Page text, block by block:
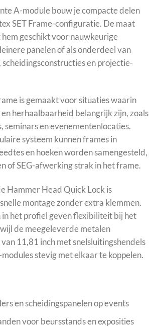
A-module bouw je compacte delen
SET Frame-configuratie. De maat
hem geschikt voor nauwkeurige
panelen of als onderdeel van
en projectie-
is gemaakt voor situaties waarin
herhaalbaarheid belangrijk zijn, zoals
seminars en evenementenlocaties.
systeem kunnen frames in
en hoeken worden samengesteld,
of SEG-afwerking strak in het frame.
Hammer Head Quick Lock is
montage zonder extra klemmen.
het profiel geven flexibiliteit bij het
de meegeleverde metalen
11,81 inch met snelsluitingshendels
stevig met elkaar te koppelen.
en scheidingspanelen op events
voor beursstands en exposities